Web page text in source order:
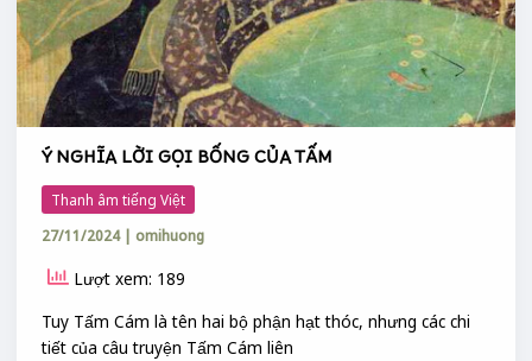
Ý NGHĨA LỜI GỌI BỐNG CỦA TẤM
Thanh âm tiếng Việt
27/11/2024 | omihuong
Lượt xem: 189
Tuy Tấm Cám là tên hai bộ phận hạt thóc, nhưng các chi
tiết của câu truyện Tấm Cám liên